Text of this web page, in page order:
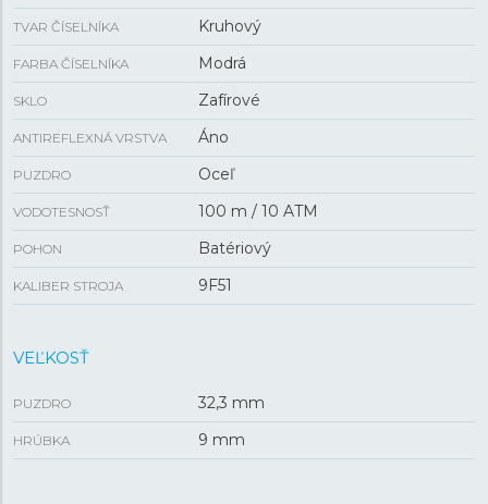
TVAR ČÍSELNÍKA Kruhový
FARBA ČÍSELNÍKA Modrá
SKLO Zafírové
ANTIREFLEXNÁ VRSTVA Áno
PUZDRO Oceľ
VODOTESNOSŤ 100 m / 10 ATM
POHON Batériový
KALIBER STROJA 9F51
VEĽKOSŤ
PUZDRO 32,3 mm
HRÚBKA 9 mm